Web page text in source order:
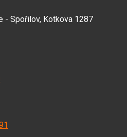
- Spořilov, Kotkova 1287